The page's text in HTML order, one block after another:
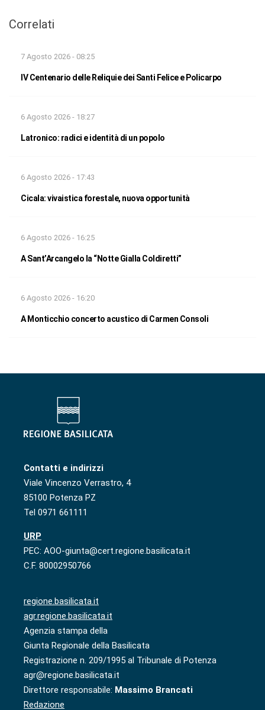
Correlati
7 Agosto 2026 - 08:25
IV Centenario delle Reliquie dei Santi Felice e Policarpo
6 Agosto 2026 - 18:27
Latronico: radici e identità di un popolo
6 Agosto 2026 - 17:43
Cicala: vivaistica forestale, nuova opportunità
6 Agosto 2026 - 16:25
A Sant’Arcangelo la “Notte Gialla Coldiretti”
6 Agosto 2026 - 16:20
A Monticchio concerto acustico di Carmen Consoli
Contatti e indirizzi
Viale Vincenzo Verrastro, 4
85100 Potenza PZ
Tel 0971 661111
URP
PEC: AOO-giunta@cert.regione.basilicata.it
C.F. 80002950766
regione.basilicata.it
agr.regione.basilicata.it
Agenzia stampa della
Giunta Regionale della Basilicata
Registrazione n. 209/1995 al Tribunale di Potenza
agr@regione.basilicata.it
Direttore responsabile: Massimo Brancati
Redazione